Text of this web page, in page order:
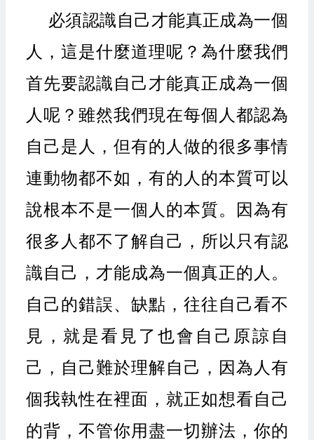
必須認識自己才能真正成為一個
人，這是什麼道理呢？為什麼我們
首先要認識自己才能真正成為一個
人呢？雖然我們現在每個人都認為
自己是人，但有的人做的很多事情
連動物都不如，有的人的本質可以
說根本不是一個人的本質。因為有
很多人都不了解自己，所以只有認
識自己，才能成為一個真正的人。
自己的錯誤、缺點，往往自己看不
見，就是看見了也會自己原諒自
己，自己難於理解自己，因為人有
個我執性在裡面，就正如想看自己
的背，不管你用盡一切辦法，你的